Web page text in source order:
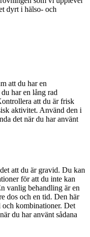
dyrt i hälso- och
att du har en
har en lång rad
att du är frisk
aktivitet. Använd den i
det när du har använt
att du är gravid. Du kan
för att du inte kan
vanlig behandling är en
dos och en tid. Den här
kombinationer. Det
du har använt sådana